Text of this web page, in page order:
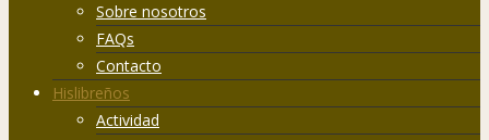
Sobre nosotros
FAQs
Contacto
Hislibreños
Actividad